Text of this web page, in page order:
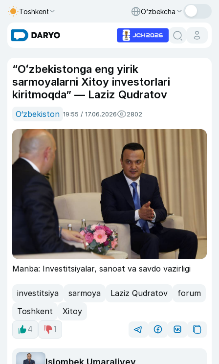
Toshkent O‘zbekcha
“Oʻzbekistonga eng yirik
sarmoyalarni Xitoy investorlari
kiritmoqda” — Laziz Qudratov
O‘zbekiston 19:55 / 17.06.2026 2802
Manba: Investitsiyalar, sanoat va savdo vazirligi
investitsiya sarmoya Laziz Qudratov
forum
Toshkent
Xitoy
4
1